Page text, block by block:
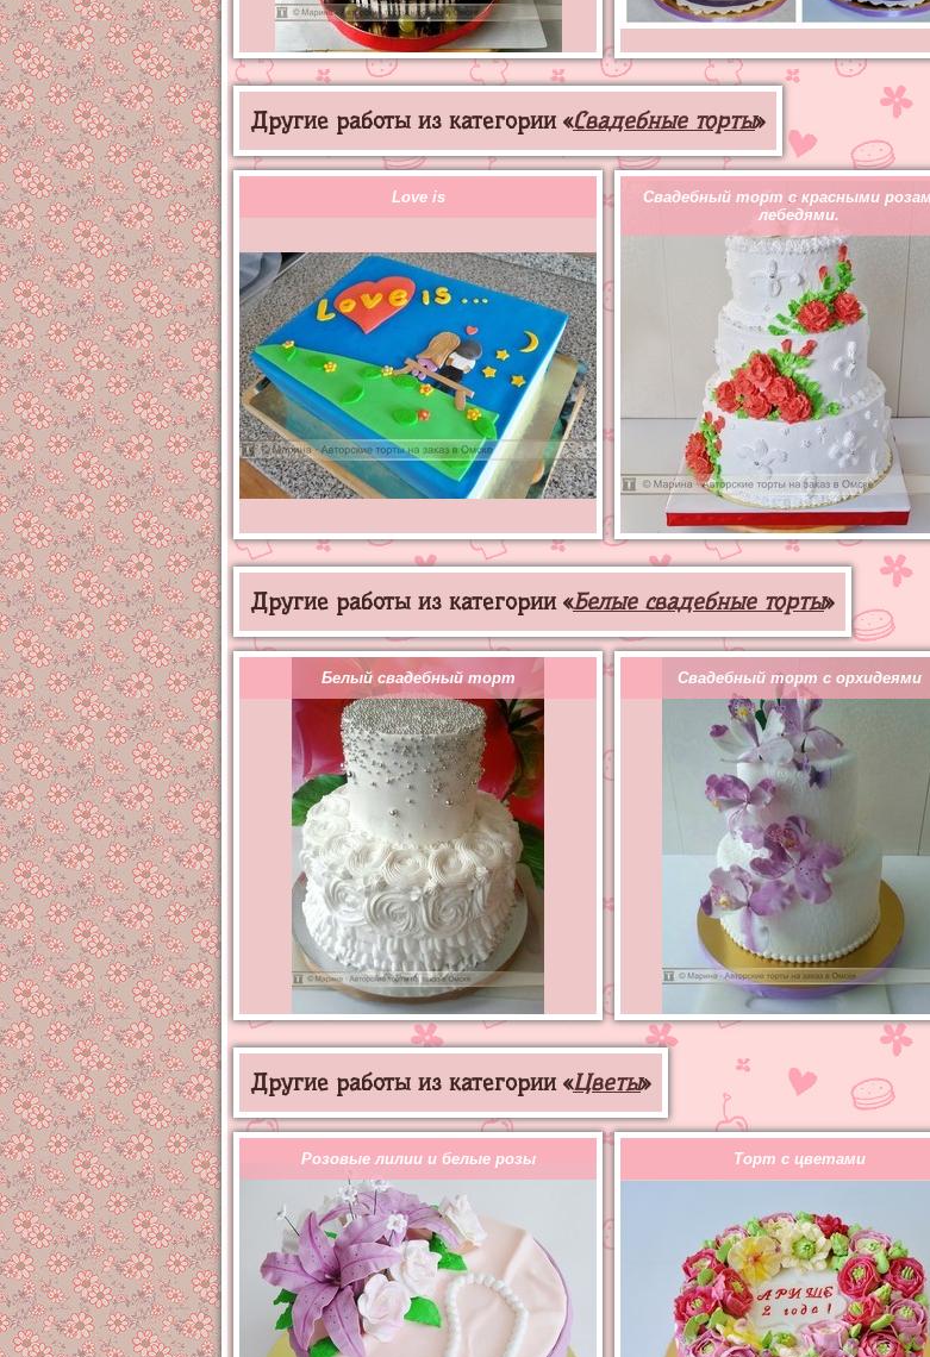
Другие работы из категории «Свадебные торты»
Love is
Свадебный торт с красными
лебедями.
Другие работы из категории «Белые свадебные торты»
Белый свадебный торт Свадебный торт с орхидеями
Другие работы из категории «Цветы»
Розовые лилии и белые розы Торт с цветами